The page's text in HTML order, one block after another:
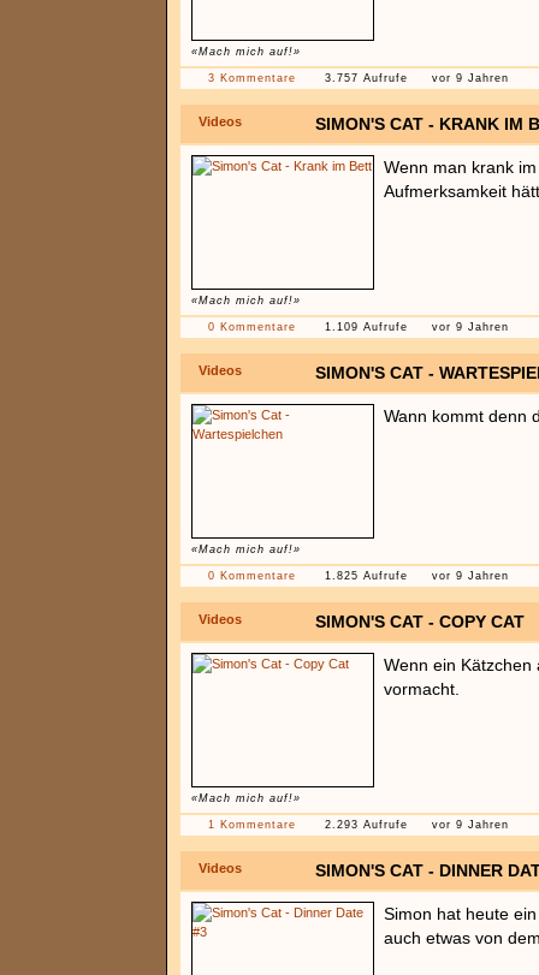
«Mach mich auf!»
3 Kommentare 3.757 Aufrufe vor 9 Jahren
Videos SIMON'S CAT - KRANK IM
«Mach mich auf!»
Wenn man krank
Aufmerksamkeit
0 Kommentare 1.109 Aufrufe vor 9 Jahren
Videos SIMON'S CAT -
«Mach mich auf!»
Wann kommt denn
0 Kommentare 1.825 Aufrufe vor 9 Jahren
Videos SIMON'S CAT - COPY CAT
«Mach mich auf!»
Wenn ein Kätzchen
vormacht.
1 Kommentare 2.293 Aufrufe vor 9 Jahren
Videos SIMON'S CAT - DINNER
Simon hat heute
auch etwas von